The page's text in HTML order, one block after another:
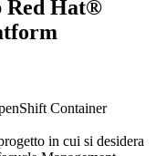
Red Hat®
Container
in cui si desidera